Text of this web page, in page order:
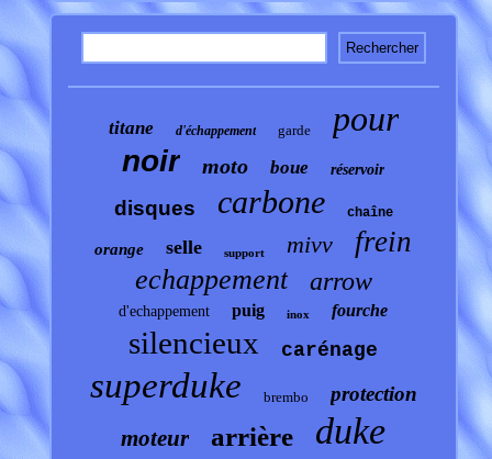
titane d'échappement garde pour
noir moto boue réservoir
disques carbone chaîne
orange selle support mivv frein
echappement arrow
d'echappement puig inox fourche
silencieux carénage
superduke brembo protection
moteur arrière duke